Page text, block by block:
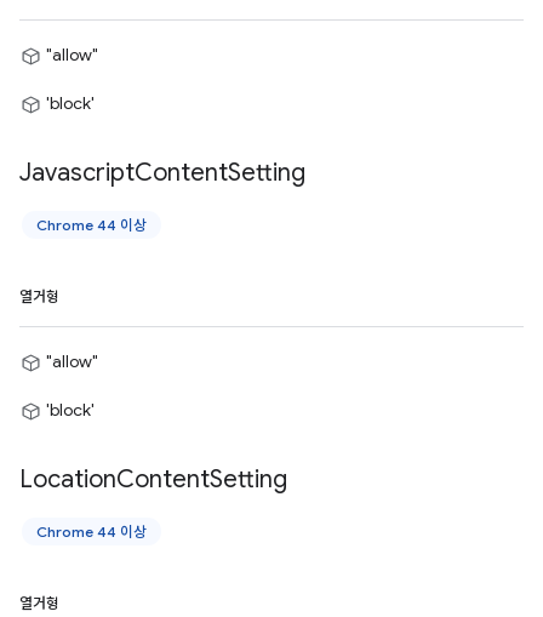
"allow"
'block'
JavascriptContentSetting
Chrome 44 이상
열거형
"allow"
'block'
LocationContentSetting
Chrome 44 이상
열거형